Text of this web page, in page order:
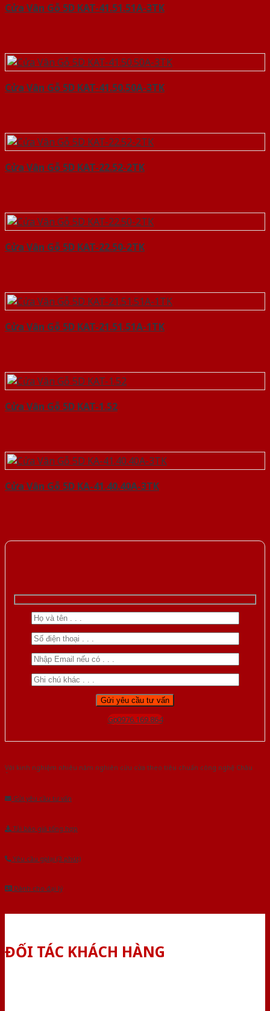
Cửa Vân Gỗ 5D KAT-41.51.51A-3TK
Cửa Vân Gỗ 5D KAT-41.50.50A-3TK
Cửa Vân Gỗ 5D KAT-22.52-2TK
Cửa Vân Gỗ 5D KAT-22.50-2TK
Cửa Vân Gỗ 5D KAT-21.51.51A-1TK
Cửa Vân Gỗ 5D KAT-1.52
Cửa Vân Gỗ 5D KA-41.40.40A-3TK
Gọi 0976.169.864
Với kinh nghiệm nhiêu năm nghiên cứu cửa theo tiêu chuẩn công nghệ Châu
Gửi yêu cầu tư vấn
Tải báo giá tổng hợp
Yêu cầu gọi lại (3 phút)
Dành cho đại lý
ĐỐI TÁC KHÁCH HÀNG